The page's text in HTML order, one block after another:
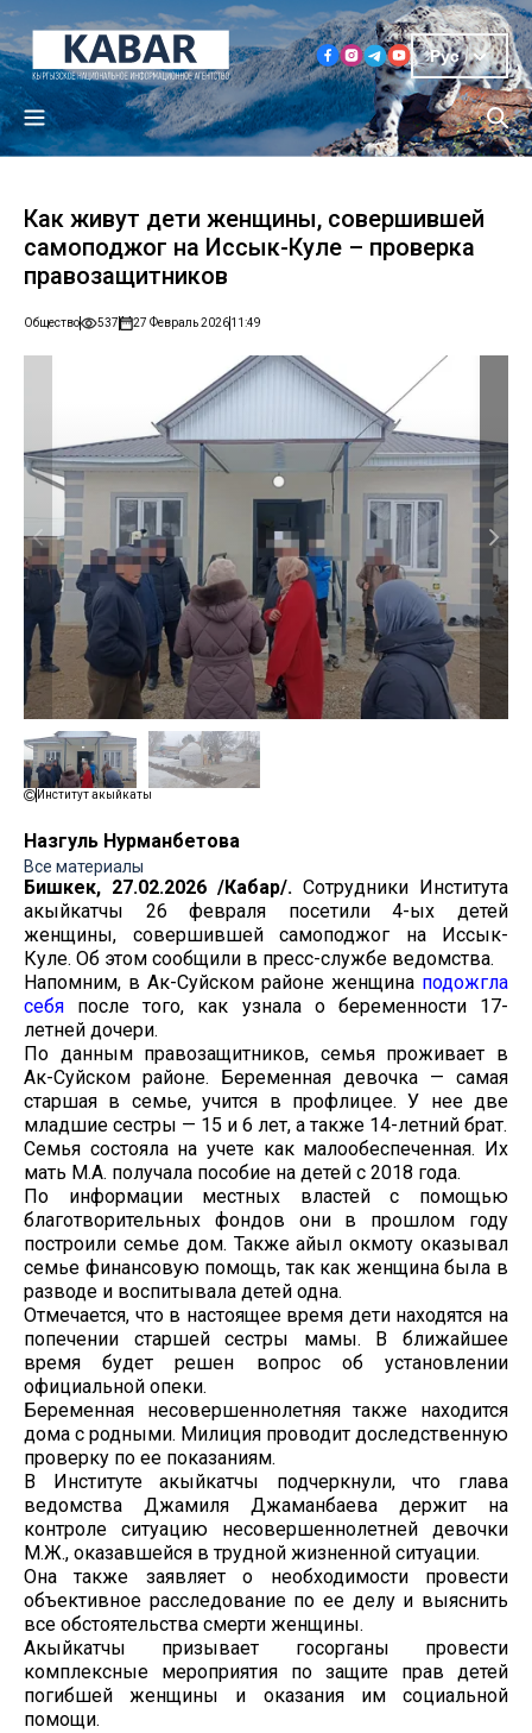
Рус
Как живут дети женщины, совершившей
самоподжог на Иссык-Куле – проверка
правозащитников
Общество 537 27 Февраль 202611:49
Институт акыйкаты
Назгуль Нурманбетова
Все материалы
Бишкек, 27.02.2026 /Кабар/. Сотрудники Института
акыйкатчы 26 февраля посетили 4-ых детей
женщины, совершившей самоподжог на Иссык-
Куле. Об этом сообщили в пресс-службе ведомства.
Напомним, в Ак-Суйском районе женщина подожгла
себя после того, как узнала о беременности 17-
летней дочери.
По данным правозащитников, семья проживает в
Ак-Суйском районе. Беременная девочка — самая
старшая в семье, учится в профлицее. У нее две
младшие сестры — 15 и 6 лет, а также 14-летний брат.
Семья состояла на учете как малообеспеченная. Их
мать М.А. получала пособие на детей с 2018 года.
По информации местных властей с помощью
благотворительных фондов они в прошлом году
построили семье дом. Также айыл окмоту оказывал
семье финансовую помощь, так как женщина была в
разводе и воспитывала детей одна.
Отмечается, что в настоящее время дети находятся на
попечении старшей сестры мамы. В ближайшее
время будет решен вопрос об установлении
официальной опеки.
Беременная несовершеннолетняя также находится
дома с родными. Милиция проводит доследственную
проверку по ее показаниям.
В Институте акыйкатчы подчеркнули, что глава
ведомства Джамиля Джаманбаева держит на
контроле ситуацию несовершеннолетней девочки
М.Ж., оказавшейся в трудной жизненной ситуации.
Она также заявляет о необходимости провести
объективное расследование по ее делу и выяснить
все обстоятельства смерти женщины.
Акыйкатчы призывает госорганы провести
комплексные мероприятия по защите прав детей
погибшей женщины и оказания им социальной
помощи.